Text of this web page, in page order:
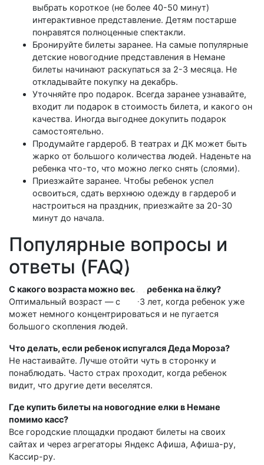
выбрать короткое (не более 40-50 минут)
интерактивное представление. Детям постарше
понравятся полноценные спектакли.
Бронируйте билеты заранее. На самые популярные
детские новогодние представления в Немане
билеты начинают раскупаться за 2-3 месяца. Не
откладывайте покупку на декабрь.
Уточняйте про подарок. Всегда заранее узнавайте,
входит ли подарок в стоимость билета, и какого он
качества. Иногда выгоднее докупить подарок
самостоятельно.
Продумайте гардероб. В театрах и ДК может быть
жарко от большого количества людей. Наденьте на
ребенка что-то, что можно легко снять (слоями).
Приезжайте заранее. Чтобы ребенок успел
освоиться, сдать верхнюю одежду в гардероб и
настроиться на праздник, приезжайте за 20-30
минут до начала.
Популярные вопросы и
ответы (FAQ)
С какого возраста можно вести ребенка на ёлку?
Оптимальный возраст — с 2,5-3 лет, когда ребенок уже
может немного концентрироваться и не пугается
большого скопления людей.
Что делать, если ребенок испугался Деда Мороза?
Не настаивайте. Лучше отойти чуть в сторонку и
понаблюдать. Часто страх проходит, когда ребенок
видит, что другие дети веселятся.
Где купить билеты на новогодние елки в Немане
помимо касс?
Все городские площадки продают билеты на своих
сайтах и через агрегаторы Яндекс Афиша, Афиша-ру,
Кассир-ру.